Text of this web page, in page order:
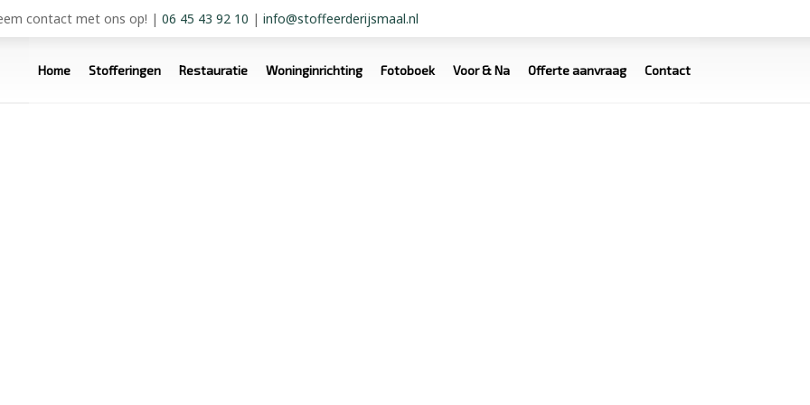
contact met ons op! | 06 45 43 92 10 | info@stoffeerderijsmaal.nl
Home Stofferingen Restauratie Woninginrichting Fotoboek Voor & Na Offerte aanvraag Contact